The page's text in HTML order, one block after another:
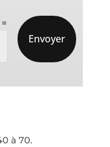
=
Envoyer
à 70.